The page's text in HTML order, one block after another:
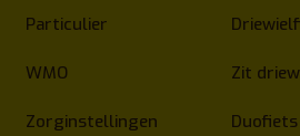
Particulier
WMO
Zorginstellingen
Zit
Duofiets